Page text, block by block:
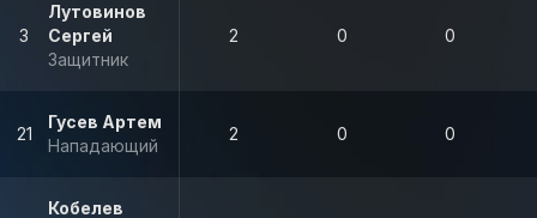
3
Лутовинов
Сергей
Защитник
2 0 0
21
Гусев Артем
Нападающий
2 0 0
Кобелев